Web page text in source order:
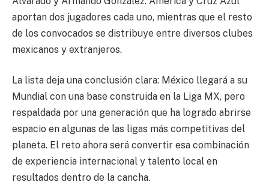
aportan dos jugadores cada uno, mientras que el resto
de los convocados se distribuye entre diversos clubes
mexicanos y extranjeros.
La lista deja una conclusión clara: México llegará a su
Mundial con una base construida en la Liga MX, pero
respaldada por una generación que ha logrado abrirse
espacio en algunas de las ligas más competitivas del
planeta. El reto ahora será convertir esa combinación
de experiencia internacional y talento local en
resultados dentro de la cancha.